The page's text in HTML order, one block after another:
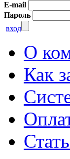
E-mail
Пароль
вход
О
Как